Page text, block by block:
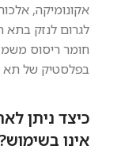
אקונומיקה,
לגרום לנזק בתא
חומר ריסוס
בפלסטיק של תא
כיצד ניתן
אינו בשימוש?